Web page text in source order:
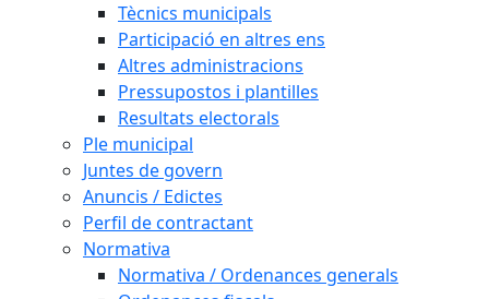
Tècnics municipals
Participació en altres ens
Altres administracions
Pressupostos i plantilles
Resultats electorals
Ple municipal
Juntes de govern
Anuncis / Edictes
Perfil de contractant
Normativa
Normativa / Ordenances generals